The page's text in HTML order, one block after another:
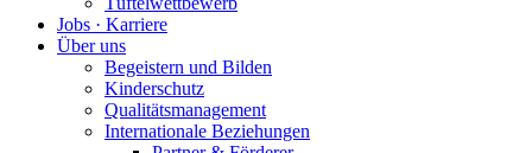
Jobs · Karriere
Über uns
Begeistern und Bilden
Kinderschutz
Qualitätsmanagement
Internationale Beziehungen